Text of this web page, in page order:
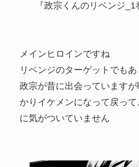
『政宗くんのリベンジ
メインヒロインですね
リベンジのターゲットでも
政宗が昔に出会っています
かりイケメンになって戻っ
に気がついていません